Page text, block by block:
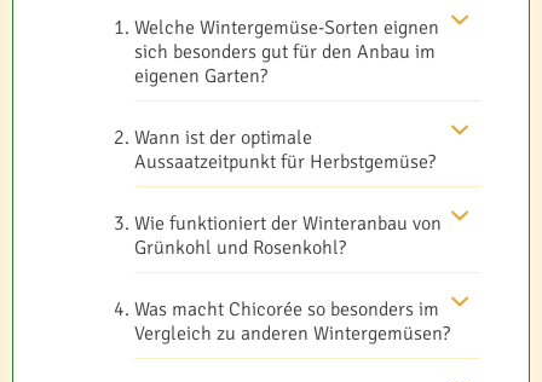
Welche Wintergemüse-Sorten eignen
sich besonders gut für den Anbau im
eigenen Garten?
Wann ist der optimale
Aussaatzeitpunkt für Herbstgemüse?
Wie funktioniert der Winteranbau von
Grünkohl und Rosenkohl?
Was macht Chicorée so besonders im
Vergleich zu anderen Wintergemüsen?